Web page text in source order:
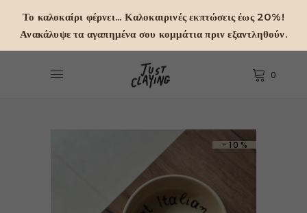
0
-10%
Το καλοκαίρι φέρνει... Καλοκαιρινές εκπτώσεις έως 20%!
Ανακάλυψε τα αγαπημένα σου κομμάτια πριν εξαντληθούν.